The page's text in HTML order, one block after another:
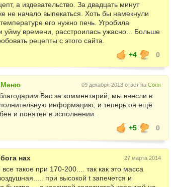
а издевательство. За двадцать минут
не начало выпекаться. Хоть бы намекнули
его нужно печь. Угробила
уйму времени, расстроилась ужасно... Больше
рецепты с этого сайта.
+4
0
Меню 09 декабря 2013 ответ на Соня
Вас за комментарий, мы внесли в
информацию, и теперь он ещё
и понятен в исполнении.
+5
0
нах 27 марта 2014
такое при 170-200.... так как это масса
при высокой t запечется и